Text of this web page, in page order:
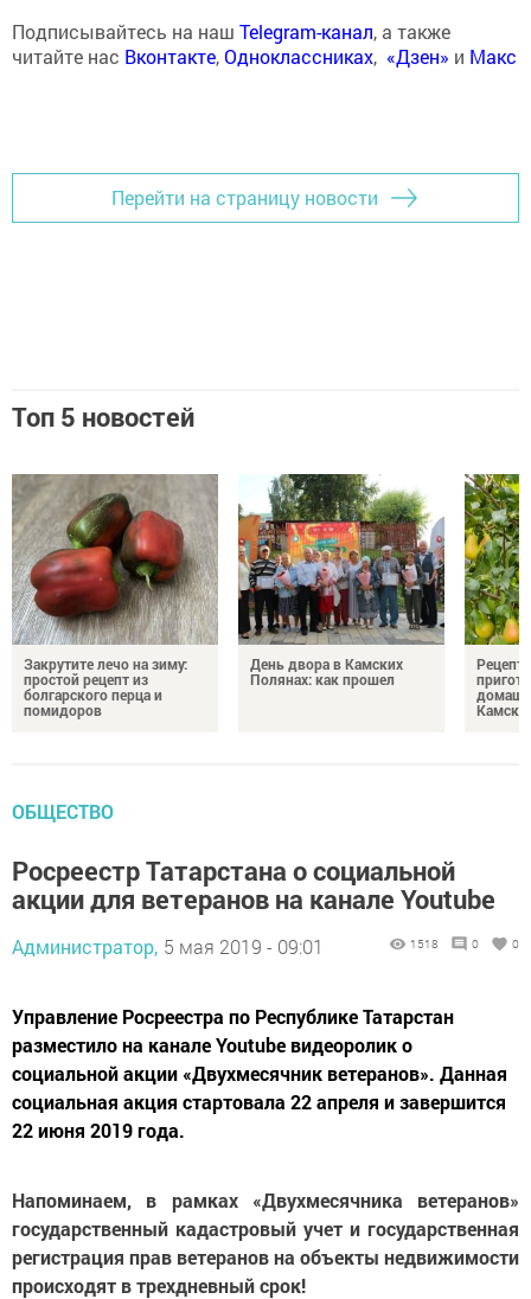
Подписывайтесь на наш Telegram-канал, а также
читайте нас Вконтакте,Одноклассниках, «Дзен» и Макс
Перейти на страницу новости
Топ 5 новостей
Закрутите лечо на зиму:
простой рецепт из
болгарского перца и
помидоров
День двора в Камских
Полянах: как прошел
ОБЩЕСТВО
Росреестр Татарстана о социальной
акции для ветеранов на канале Youtube
Администратор, 5 мая 2019 - 09:01 1518 0 0
Управление Росреестра по Республике Татарстан
разместило на канале Youtube видеоролик о
социальной акции «Двухмесячник ветеранов». Данная
социальная акция стартовала 22 апреля и завершится
22 июня 2019 года.
Напоминаем, в рамках «Двухмесячника ветеранов»
государственный кадастровый учет и государственная
регистрация прав ветеранов на объекты недвижимости
происходят в трехдневный срок!